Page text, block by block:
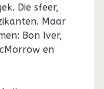
Die sfeer,
Maar
Bon Iver,
en